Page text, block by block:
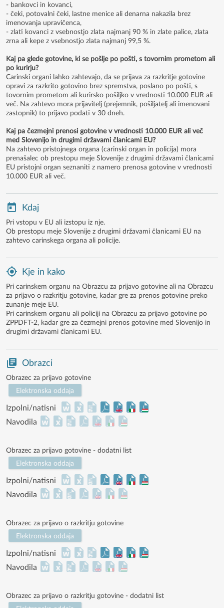
- bankovci in kovanci,
- čeki, potovalni čeki, lastne menice ali denarna nakazila brez
imenovanja upravičenca,
- zlati kovanci z vsebnostjo zlata najmanj 90 % in zlate palice, zlata
zrna ali kepe z vsebnostjo zlata najmanj 99,5 %.
Kaj pa glede gotovine, ki se pošlje po pošti, s tovornim prometom ali
po kurirju?
Carinski organi lahko zahtevajo, da se prijava za razkritje gotovine
opravi za razkrito gotovino brez spremstva, poslano po pošti, s
tovornim prometom ali kurirsko pošiljko v vrednosti 10.000 EUR ali
več. Na zahtevo mora prijavitelj (prejemnik, pošiljatelj ali imenovani
zastopnik) to prijavo podati v 30 dneh.
Kaj pa čezmejni prenosi gotovine v vrednosti 10.000 EUR ali več
med Slovenijo in drugimi državami članicami EU?
Na zahtevo pristojnega organa (carinski organ in policija) mora
prenašalec ob prestopu meje Slovenije z drugimi državami članicami
EU pristojni organ seznaniti z namero prenosa gotovine v vrednosti
10.000 EUR ali več.
Kdaj
Pri vstopu v EU ali izstopu iz nje.
Ob prestopu meje Slovenije z drugimi državami članicami EU na
zahtevo carinskega organa ali policije.
Kje in kako
Pri carinskem organu na Obrazcu za prijavo gotovine ali na Obrazcu
za prijavo o razkritju gotovine, kadar gre za prenos gotovine preko
zunanje meje EU.
Pri carinskem organu ali policiji na Obrazcu za prijavo gotovine po
ZPPDFT-2, kadar gre za čezmejni prenos gotovine med Slovenijo in
drugimi državami članicami EU.
Obrazci
Obrazec za prijavo gotovine
Elektronska oddaja
Izpolni/natisni
Navodila
Obrazec za prijavo gotovine - dodatni list
Elektronska oddaja
Izpolni/natisni
Navodila
Obrazec za prijavo o razkritju gotovine
Elektronska oddaja
Izpolni/natisni
Navodila
Obrazec za prijavo o razkritju gotovine - dodatni list